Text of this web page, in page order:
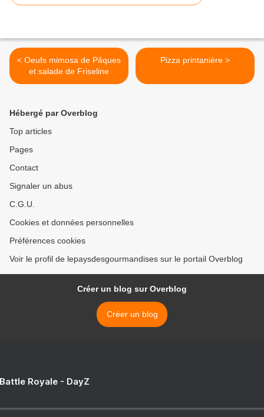
< Oeufs mimosa de Pâques
et salade de Friseline
Pizza printanière >
Hébergé par Overblog
Top articles
Pages
Contact
Signaler un abus
C.G.U.
Cookies et données personnelles
Préférences cookies
Voir le profil de lepaysdesgourmandises sur le portail Overblog
Créer un blog sur Overblog
Créer un blog
Royale - DayZ